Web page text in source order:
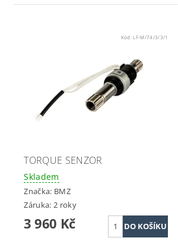
Kód:LF-M/74/3/3/1
TORQUE SENZOR
Skladem
Značka: BMZ
Záruka: 2 roky
3 960 Kč